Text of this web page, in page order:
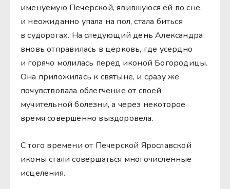
именуемую Печерской, явившуюся ей во сне,
и неожиданно упала на пол, стала биться
в судорогах. На следующий день Александра
вновь отправилась в церковь, где усердно
и горячо молилась перед иконой Богородицы.
Она приложилась к святыне, и сразу же
почувствовала облегчение от своей
мучительной болезни, а через некоторое
время совершенно выздоровела.
С того времени от Печерской Ярославской
иконы стали совершаться многочисленные
исцеления.